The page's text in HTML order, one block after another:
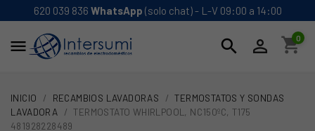
620 039 836 WhatsApp (solo chat) - L-V 09:00 a 14:00
 search  shopping_cart
0
INICIO RECAMBIOS LAVADORAS
TERMOSTATOS Y SONDAS
LAVADORA
TERMOSTATO WHIRLPOOL, NC150ºC, T175
481928228489